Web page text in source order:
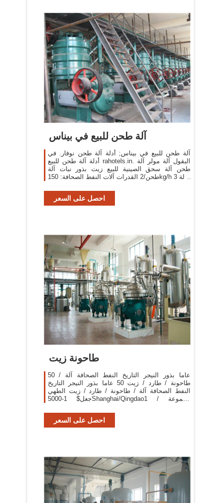
آلة طحن للبيع في بيناس
آلة طحن للبيع في بيناس; أدلة آلة طحن نوفار. في
أدلة آلة طحن للبيع rahotels.in. البقول آلة مولر آلة
طحن آلة سحق الصينية للبيع زيت بذور نبات آلة
طحن/2 القدرات آلات النفط الصحافة: 150kg/h 3 حالة
احصل على السعر
طاحونة زيت
50 عاما بذور النيجر التاريخ النفط الصحافة آلة /
طاحونة / طارد / زيت 50 عاما بذور النيجر التاريخ
النفط الصحافة آلة / طاحونة / طارد / زيت الطهي
جعل$ 1-5000Shanghai/Qingdao1 مجموعة /
احصل على السعر